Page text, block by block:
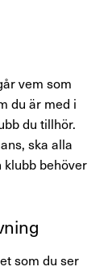
vem som
du är med i
du tillhör.
ska alla
klubb behöver
som du ser